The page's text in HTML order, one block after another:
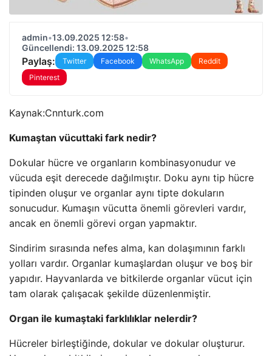
admin•13.09.2025 12:58•
Güncellendi: 13.09.2025 12:58
Paylaş: Twitter Facebook WhatsApp
Reddit
Pinterest
Kaynak:Cnnturk.com
Kumaştan vücuttaki fark nedir?
Dokular hücre ve organların kombinasyonudur ve
vücuda eşit derecede dağılmıştır. Doku aynı tip hücre
tipinden oluşur ve organlar aynı tipte dokuların
sonucudur. Kumaşın vücutta önemli görevleri vardır,
ancak en önemli görevi organ yapmaktır.
Sindirim sırasında nefes alma, kan dolaşımının farklı
yolları vardır. Organlar kumaşlardan oluşur ve boş bir
yapıdır. Hayvanlarda ve bitkilerde organlar vücut için
tam olarak çalışacak şekilde düzenlenmiştir.
Organ ile kumaştaki farklılıklar nelerdir?
Hücreler birleştiğinde, dokular ve dokular oluşturur.